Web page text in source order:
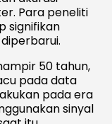
Para peneliti
signifikan
50 tahun,
pada data
pada era
sinyal